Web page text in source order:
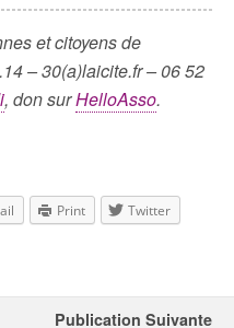
et citoyens de
– 30(a)laicite.fr – 06 52
, don surHelloAsso.
Print Twitter
Publication Suivante